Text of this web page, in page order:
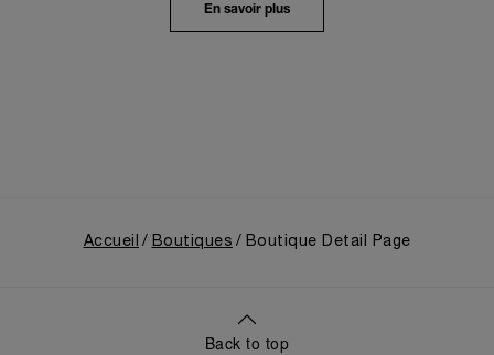
évolution depuis ses origines en tant que
En savoir plus
Accueil Boutiques Boutique Detail Page
Back to top